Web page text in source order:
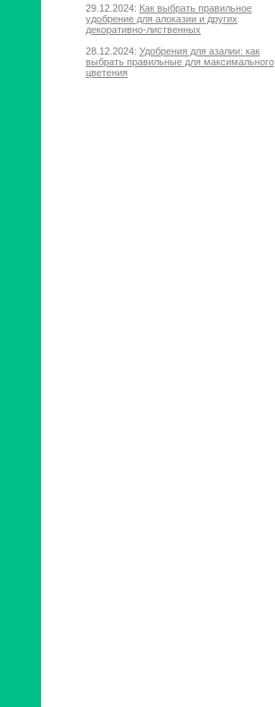
29.12.2024: Как выбрать правильное
удобрение для алоказии и других
декоративно-лиственных
28.12.2024: Удобрения для азалии: как
выбрать правильные для максимального
цветения